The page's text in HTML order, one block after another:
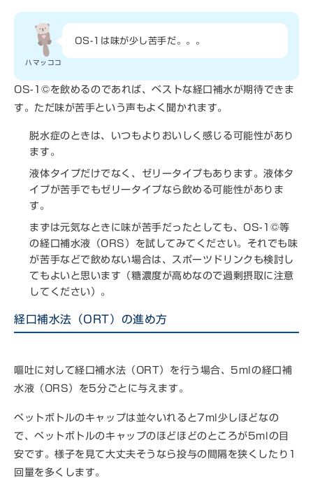
ハマッココ
OS-1は味が少し苦手だ。。。
OS-1©を飲めるのであれば、ベストな経口補水が期待できま
す。ただ味が苦手という声もよく聞かれます。
脱水症のときは、いつもよりおいしく感じる可能性があり
ます。
液体タイプだけでなく、ゼリータイプもあります。液体タ
イプが苦手でもゼリータイプなら飲める可能性がありま
す。
まずは元気なときに味が苦手だったとしても、OS-1©等
の経口補水液（ORS）を試してみてください。それでも味
が苦手などで飲めない場合は、スポーツドリンクも検討し
てもよいと思います（糖濃度が高めなので過剰摂取に注意
してください）。
経口補水法（ORT）の進め方
嘔吐に対して経口補水法（ORT）を行う場合、5mlの経口補
水液（ORS）を5分ごとに与えます。
ペットボトルのキャップは並々いれると7ml少しほどなの
で、ペットボトルのキャップのほどほどのところが5mlの目
安です。様子を見て大丈夫そうなら投与の間隔を狭くしたり1
回量を多くします。